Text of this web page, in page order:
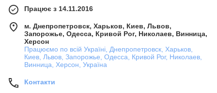
Працює з 14.11.2016
м. Днепропетровск, Харьков, Киев, Львов,
Запорожье, Одесса, Кривой Рог, Николаев, Винница,
Херсон
Працюємо по всій Україні, Днепропетровск, Харьков,
Киев, Львов, Запорожье, Одесса, Кривой Рог, Николаев,
Винница, Херсон, Україна
Контакти